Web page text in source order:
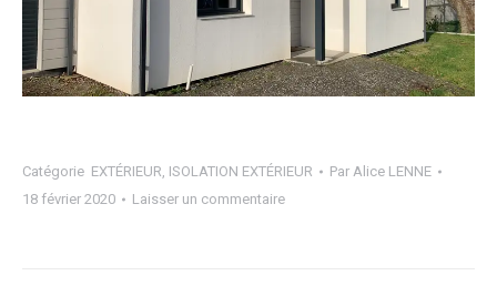
Catégorie EXTÉRIEUR, ISOLATION EXTÉRIEUR Par Alice LENNE
18 février 2020
Laisser un commentaire